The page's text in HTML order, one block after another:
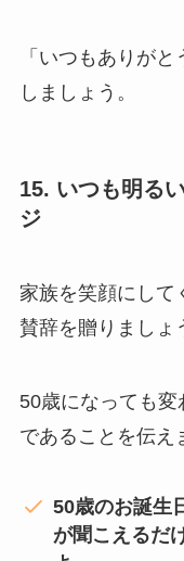
「いつもありが
しましょう。
15. いつも明る
ジ
家族を笑顔にして
賛辞を贈りましょ
50歳になっても
であることを伝え
50歳のお誕生
が聞こえるだ